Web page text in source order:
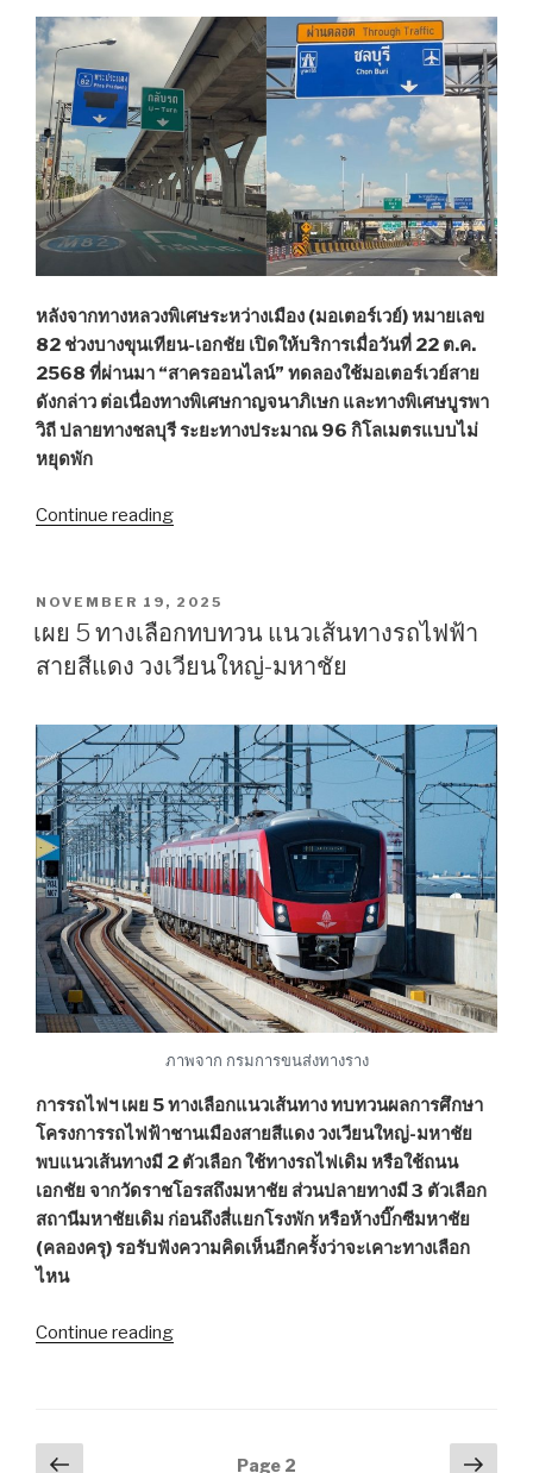
สมุทรสาคร-
นครราชสีมา”
หลังจากทางหลวงพิเศษระหว่างเมือง (มอเตอร์เวย์) หมายเลข
82 ช่วงบางขุนเทียน-เอกชัย เปิดให้บริการเมื่อวันที่ 22 ต.ค.
2568 ที่ผ่านมา “สาครออนไลน์” ทดลองใช้มอเตอร์เวย์สาย
ดังกล่าว ต่อเนื่องทางพิเศษกาญจนาภิเษก และทางพิเศษบูรพา
วิถี ปลายทางชลบุรี ระยะทางประมาณ 96 กิโลเมตรแบบไม่
หยุดพัก
Continue reading
ชลบุรี
ถ้า
รถ
ชั่วโมง
ครึ่ง
ถึง
(ชม
คลิป)”
POSTED
ON
NOVEMBER 19, 2025
เผย 5 ทางเลือกทบทวน แนวเส้นทางรถไฟฟ้า
สายสีแดง วงเวียนใหญ่-มหาชัย
ภาพจาก กรมการขนส่งทางราง
การรถไฟฯ เผย 5 ทางเลือกแนวเส้นทาง ทบทวนผลการศึกษา
โครงการรถไฟฟ้าชานเมืองสายสีแดง วงเวียนใหญ่-มหาชัย
พบแนวเส้นทางมี 2 ตัวเลือก ใช้ทางรถไฟเดิม หรือใช้ถนน
เอกชัย จากวัดราชโอรสถึงมหาชัย ส่วนปลายทางมี 3 ตัวเลือก
สถานีมหาชัยเดิม ก่อนถึงสี่แยกโรงพัก หรือห้างบิ๊กซีมหาชัย
(คลองครุ) รอรับฟังความคิดเห็นอีกครั้งว่าจะเคาะทางเลือก
ไหน
Continue reading
Posts Page 2 Next